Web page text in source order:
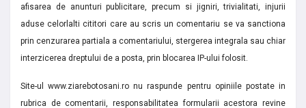
afisarea de anunturi publicitare, precum si jigniri, trivialitati, injurii
aduse celorlalti cititori care au scris un comentariu se va sanctiona
prin cenzurarea partiala a comentariului, stergerea integrala sau chiar
interzicerea dreptului de a posta, prin blocarea IP-ului folosit.
Site-ul www.ziarebotosani.ro nu raspunde pentru opiniile postate in
rubrica de comentarii, responsabilitatea formularii acestora revine